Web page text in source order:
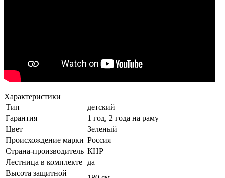
Характеристики
Тип
детский
Гарантия
1 год, 2 года на раму
Цвет
Зеленый
Происхождение марки Россия
Страна-производитель КНР
Лестница в комплекте
да
Высота защитной